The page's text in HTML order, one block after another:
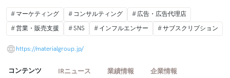
マーケティング コンサルティング
広告・広告代理店
営業・販売支援
SNS インフルエンサー サブスクリプション
https://materialgroup.jp/
コンテンツ IRニュース 業績情報 企業情報